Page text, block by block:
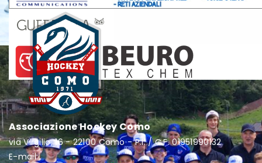
Associazione Hockey Como
via Virgilio, 16 - 22100 Como - P.I. / C.F. 01951990132
E-mail: